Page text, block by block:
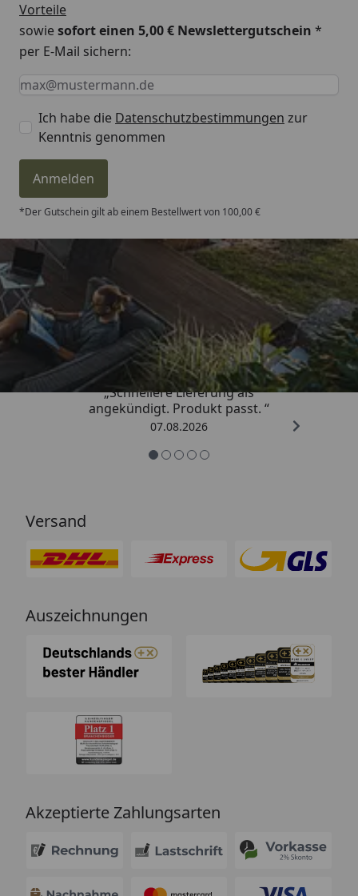
Vorteile
sowiesofort einen 5,00 € Newslettergutschein *
per E-Mail sichern:
Keine Eingabe erforderlich
Eingabe erforderlich
E-Mail *
Ich habe die Datenschutzbestimmungen zur
Kenntnis genommen
Anmelden
*Der Gutschein gilt ab einem Bestellwert von 100,00 €
Trusted Shops
4,81/ 5
„Schnellere Lieferung als
angekündigt. Produkt passt. “
07.08.2026
Versand
Auszeichnungen
Akzeptierte Zahlungsarten